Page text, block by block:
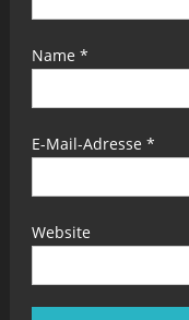
Name *
E-Mail-Adresse *
Website